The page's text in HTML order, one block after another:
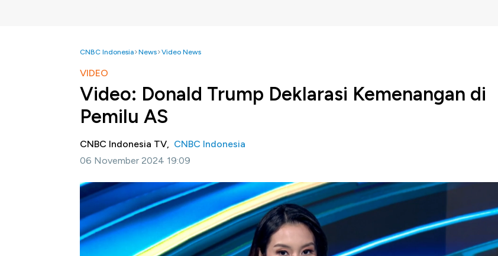
CNBC Indonesia News Video News
VIDEO
Video: Donald Trump Deklarasi Kemenangan di
Pemilu AS
CNBC Indonesia TV, CNBC Indonesia
06 November 2024 19:09
Jakarta, CNBC Indonesia -Dengan Donald Trump yang melaju pesat dalam Pemilihan Presiden AS,
Calon dari Partai Demokrat Kamala Harris telah membatalkan pidatonya pada malam pemilihan.
Namun di sisi lain, Trump justru baru saja menyampaikan pidato deklarasi kemenangannya.
Simak informasi selengkapnya dalam program Closing Bell CNBC Indonesia, Rabu (06/11/2024).